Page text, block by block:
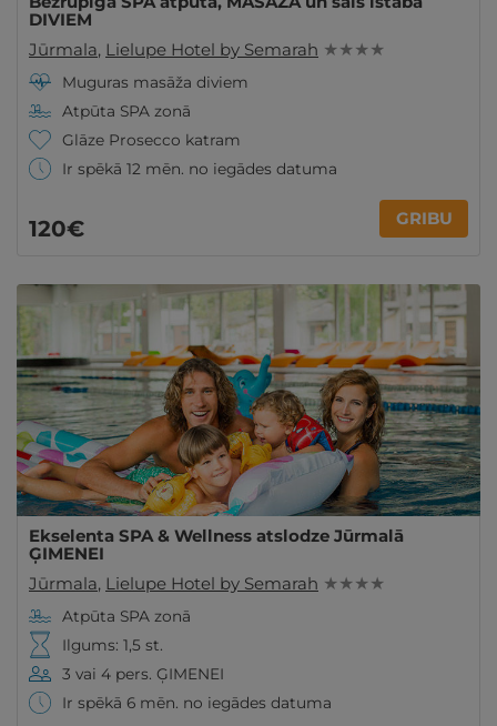
DIVIEM
Jūrmala, Lielupe Hotel by Semarah ★ ★ ★ ★
Muguras masāža diviem
Atpūta SPA zonā
Glāze Prosecco katram
Ir spēkā 12 mēn. no iegādes datuma
120€ GRIBU
Ekselenta SPA & Wellness atslodze Jūrmalā
ĢIMENEI
Jūrmala, Lielupe Hotel by Semarah ★ ★ ★ ★
Atpūta SPA zonā
Ilgums: 1,5 st.
3 vai 4 pers. ĢIMENEI
Ir spēkā 6 mēn. no iegādes datuma